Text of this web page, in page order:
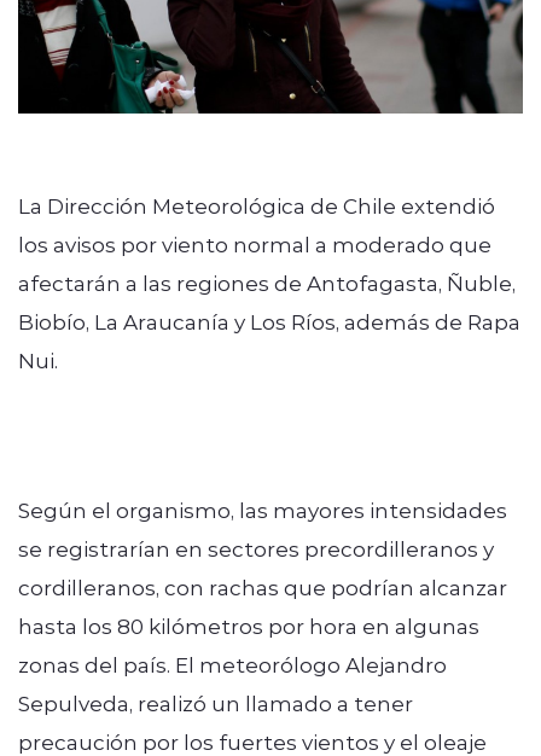
La Dirección Meteorológica de Chile extendió
los avisos por viento normal a moderado que
afectarán a las regiones de Antofagasta, Ñuble,
Biobío, La Araucanía y Los Ríos, además de Rapa
Nui.
Según el organismo, las mayores intensidades
se registrarían en sectores precordilleranos y
cordilleranos, con rachas que podrían alcanzar
hasta los 80 kilómetros por hora en algunas
zonas del país. El meteorólogo Alejandro
Sepulveda, realizó un llamado a tener
precaución por los fuertes vientos y el oleaje